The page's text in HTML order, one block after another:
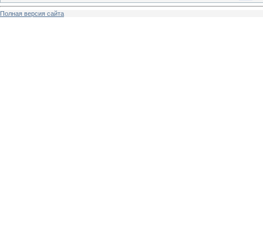
Полная версия сайта